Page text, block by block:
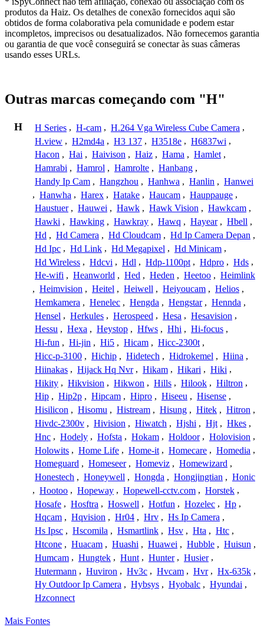
produtos da Haiz. Os detalhes de conexão fornecidos aqui são
obtidos de forma colaborativa pela comunidade e podem estar
incompletos, imprecisos ou desatualizados. Não fornecemos garantia
ou garantia de que você conseguirá se conectar às suas câmeras
usando esses URLs.
Outras marcas começando com "H"
H H Series , H-cam , H.264 Vga Wireless Cube Camera ,
H.view , H2md4a , H3 137 , H3518e , H6837wi ,
Hacon , Hai , Haivison , Haiz , Hama , Hamlet ,
Hamrabi , Hamrol , Hamrolte , Hanbang ,
Handy Ip Cam , Hangzhou , Hanhwa , Hanlin , Hanwei
, Hanwha , Harex , Hatake , Haucam , Hauppauge ,
Haustuer , Hauwei , Hawk , Hawk Vision , Hawkcam ,
Hawki , Hawking , Hawkray , Hawq , Hayear , Hbell ,
Hd , Hd Camera , Hd Cloudcam , Hd Ip Camera Depan ,
Hd Ipc , Hd Link , Hd Megapixel , Hd Minicam ,
Hd Wireless , Hdcvi , Hdl , Hdp-1100pt , Hdpro , Hds ,
He-wifi , Heanworld , Hed , Heden , Heetoo , Heimlink
, Heimvision , Heitel , Heiwell , Heiyoucam , Helios ,
Hemkamera , Henelec , Hengda , Hengstar , Hennda ,
Hensel , Herkules , Herospeed , Hesa , Hesavision ,
Hessu , Hexa , Heystop , Hfws , Hhi , Hi-focus ,
Hi-fun , Hi-jin , Hi5 , Hicam , Hicc-2300t ,
Hicc-p-3100 , Hichip , Hidetech , Hidrokemel , Hiina ,
Hiinakas , Hijack Hq Nvr , Hikam , Hikari , Hiki ,
Hikity , Hikvision , Hikwon , Hills , Hilook , Hiltron ,
Hip , Hip2p , Hipcam , Hipro , Hiseeu , Hisense ,
Hisilicon , Hisomu , Histream , Hisung , Hitek , Hitron ,
Hivdc-2300v , Hivision , Hiwatch , Hjshi , Hjt , Hkes ,
Hnc , Hodely , Hofsta , Hokam , Holdoor , Holovision ,
Holowits , Home Life , Home-it , Homecare , Homedia ,
Homeguard , Homeseer , Homeviz , Homewizard ,
Honestech , Honeywell , Hongda , Hongjingtian , Honic
, Hootoo , Hopeway , Hopewell-cctv.com , Horstek ,
Hosafe , Hosftra , Hoswell , Hotfun , Hozelec , Hp ,
Hqcam , Hqvision , Hr04 , Hrv , Hs Ip Camera ,
Hs Ipsc , Hscomila , Hsmartlink , Hsv , Hta , Htc ,
Htcone , Huacam , Huashi , Huawei , Hubble , Huisun ,
Humcam , Hungtek , Hunt , Hunter , Husier ,
Hutermann , Huviron , Hv3c , Hvcam , Hvr , Hx-635k ,
Hy Outdoor Ip Camera , Hybsys , Hyobalc , Hyundai ,
Hzconnect
Mais Fontes